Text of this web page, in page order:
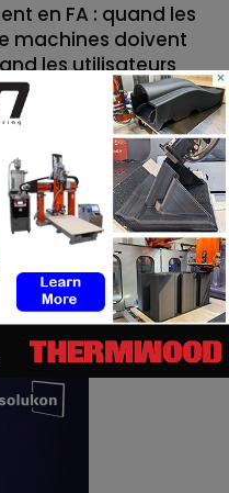
en FA : quand les
machines doivent
les utilisateurs
×